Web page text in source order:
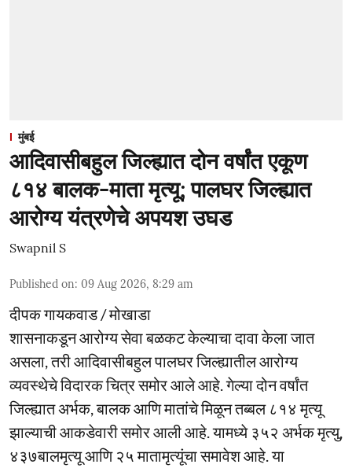
मुंबई
आदिवासीबहुल जिल्ह्यात दोन वर्षांत एकूण
८१४ बालक-माता मृत्यू; पालघर जिल्ह्यात
आरोग्य यंत्रणेचे अपयश उघड
Swapnil S
Published on: 09 Aug 2026, 8:29 am
दीपक गायकवाड / मोखाडा
शासनाकडून आरोग्य सेवा बळकट केल्याचा दावा केला जात
असला, तरी आदिवासीबहुल पालघर जिल्ह्यातील आरोग्य
व्यवस्थेचे विदारक चित्र समोर आले आहे. गेल्या दोन वर्षांत
जिल्ह्यात अर्भक, बालक आणि मातांचे मिळून तब्बल ८१४ मृत्यू
झाल्याची आकडेवारी समोर आली आहे. यामध्ये ३५२ अर्भक मृत्यु,
४३७बालमृत्यू आणि २५ मातामृत्यूंचा समावेश आहे. या